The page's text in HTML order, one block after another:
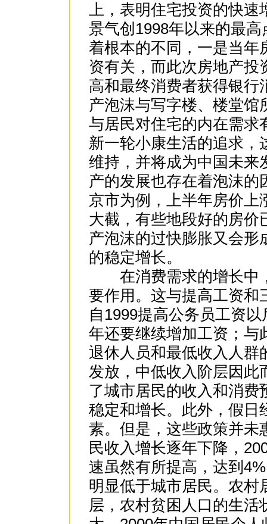
上，表明住宅投资的快速
景气创1998年以来的最
着根本的不同，一是当年
资有关，而此次房地产投
高和最终消费者获得银行
产泡沫与写字楼、楼堂
与居民对住宅的内在需求
新一轮小康生活的追求，
维持，并将成为中国未来
产的发展也存在着泡沫
京市为例，上半年房价上
大截，有些地段好的房价
产泡沫的过快膨胀又会
的稳定增长。
在消费需求的增长中
要作用。这与提高工资和
自1999提高公务员工资
年还要继续增加工资；与
退休人员和最低收入人群
发放，中低收入阶层因此
了城市居民的收入和消
稳定和增长。此外，假日
素。但是，这些政策并未
民收入增长逐年下降，
速虽然有所提高，达到
明显低于城市居民。农村
层，农村贫困人口的生